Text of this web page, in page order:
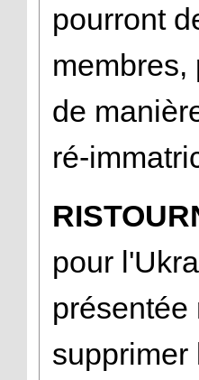
pourront
membres,
de
ré-
pour
présentée
supprimer